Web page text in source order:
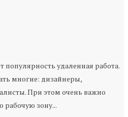
популярность удаленная работа.
многие: дизайнеры,
При этом очень важно
рабочую зону...